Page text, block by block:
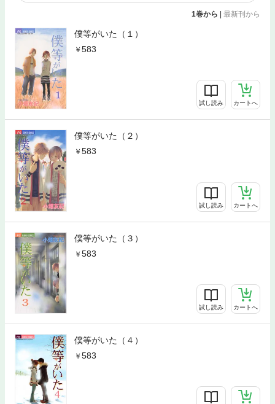
1巻から 最新刊から
僕等がいた（１）
583
試し読み カートへ
僕等がいた（２）
583
試し読み カートへ
僕等がいた（３）
583
試し読み カートへ
僕等がいた（４）
583